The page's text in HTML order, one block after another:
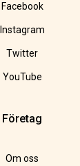
Facebook
Instagram
Twitter
YouTube
Företag
Om oss